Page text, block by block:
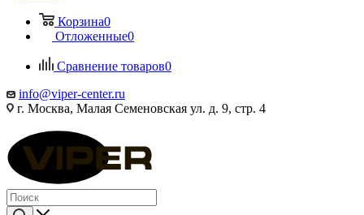
Корзина0
Отложенные0
Сравнение товаров0
info@viper-center.ru
г. Москва, Малая Семеновская ул. д. 9, стр. 4